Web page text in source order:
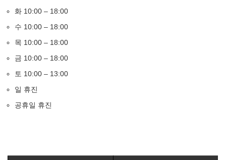
화 10:00 – 18:00
수 10:00 – 18:00
목 10:00 – 18:00
금 10:00 – 18:00
토 10:00 – 13:00
일 휴진
공휴일 휴진